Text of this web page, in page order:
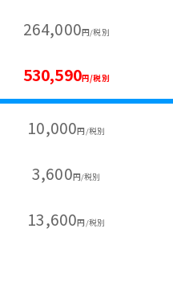
264,000円/税別
530,590円/税別
10,000円/税別
3,600円/税別
13,600円/税別